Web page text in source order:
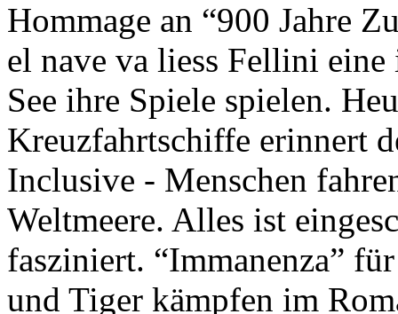
Hommage an “900 Jahre
el nave va liess Fellini
See ihre Spiele spielen.
Kreuzfahrtschiffe erinnert
Inclusive - Menschen
Weltmeere. Alles ist
fasziniert. “Immanenza”
und Tiger kämpfen im